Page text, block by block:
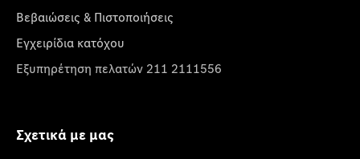
Βεβαιώσεις & Πιστοποιήσεις
Εγχειρίδια κατόχου
Εξυπηρέτηση πελατών 211 2111556
Σχετικά με μας